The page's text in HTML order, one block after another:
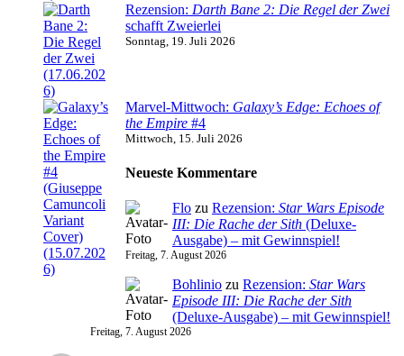
Rezension: Darth Bane 2: Die Regel der Zwei
schafft Zweierlei
Sonntag, 19. Juli 2026
Marvel-Mittwoch: Galaxy’s Edge: Echoes of
the Empire #4
Mittwoch, 15. Juli 2026
Neueste Kommentare
Flo zu Rezension: Star Wars Episode
III: Die Rache der Sith (Deluxe-
Ausgabe) – mit Gewinnspiel!
Freitag, 7. August 2026
Bohlinio zu Rezension: Star Wars
Episode III: Die Rache der Sith
(Deluxe-Ausgabe) – mit Gewinnspiel!
Freitag, 7. August 2026